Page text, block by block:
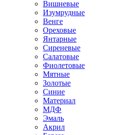
Вишневые
Изумрудные
Венге
Ореховые
Янтарные
Сиреневые
Салатовые
Фиолетовые
Мятные
Золотые
Синие
Материал
МДФ
Эмаль
Акрил